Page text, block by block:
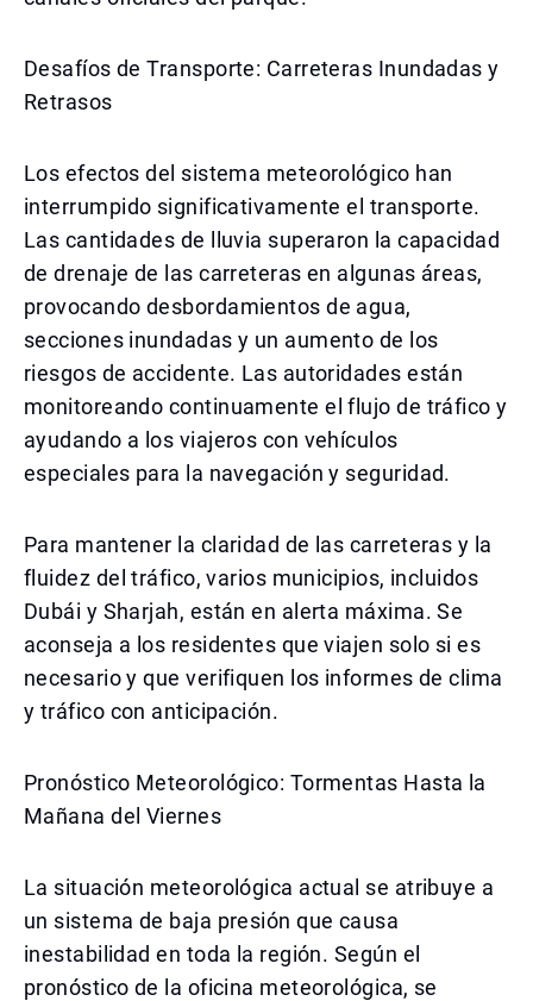
Desafíos de Transporte: Carreteras Inundadas y
Retrasos
Los efectos del sistema meteorológico han
interrumpido significativamente el transporte.
Las cantidades de lluvia superaron la capacidad
de drenaje de las carreteras en algunas áreas,
provocando desbordamientos de agua,
secciones inundadas y un aumento de los
riesgos de accidente. Las autoridades están
monitoreando continuamente el flujo de tráfico y
ayudando a los viajeros con vehículos
especiales para la navegación y seguridad.
Para mantener la claridad de las carreteras y la
fluidez del tráfico, varios municipios, incluidos
Dubái y Sharjah, están en alerta máxima. Se
aconseja a los residentes que viajen solo si es
necesario y que verifiquen los informes de clima
y tráfico con anticipación.
Pronóstico Meteorológico: Tormentas Hasta la
Mañana del Viernes
La situación meteorológica actual se atribuye a
un sistema de baja presión que causa
inestabilidad en toda la región. Según el
pronóstico de la oficina meteorológica, se